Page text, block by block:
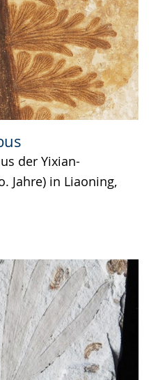
der Yixian-
Jahre) in Liaoning,